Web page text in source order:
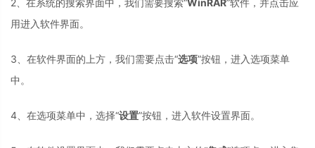
用进入软件界面。
3、在软件界面的上方，我们需要点击“选项”按钮，进入选项菜单
中。
4、在选项菜单中，选择“设置”按钮，进入软件设置界面。